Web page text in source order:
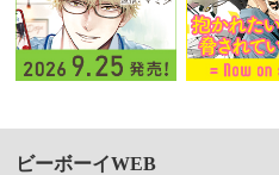
ビーボーイWEB